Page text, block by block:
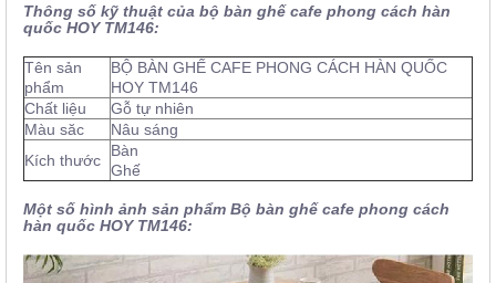
Thông số kỹ thuật của bộ bàn ghế cafe phong cách hàn
quốc HOY TM146:
Tên sản
phẩm
BỘ BÀN GHẾ CAFE PHONG CÁCH HÀN QUỐC
HOY TM146
Chất liệu
Gỗ tự nhiên
Màu săc
Nâu sáng
Kích thước
Bàn
Ghế
Một số hình ảnh sản phẩm Bộ bàn ghế cafe phong cách
hàn quốc HOY TM146: